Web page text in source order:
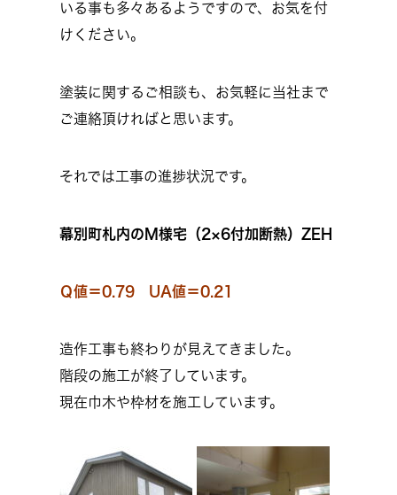
いる事も多々あるようですので、お気を付
けください。
塗装に関するご相談も、お気軽に当社まで
ご連絡頂ければと思います。
それでは工事の進捗状況です。
幕別町札内のM様宅（2×6付加断熱）ZEH
Ｑ値＝0.79 UA値＝0.21
造作工事も終わりが見えてきました。
階段の施工が終了しています。
現在巾木や枠材を施工しています。